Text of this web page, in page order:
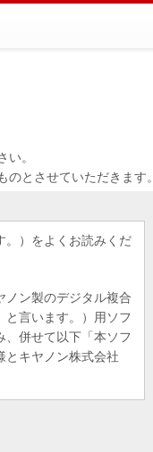
。
とさせていただきます。
。）をよくお読みくだ
ノン製のデジタル複合
言います。）用ソフ
、併せて以下「本ソフ
とキヤノン株式会社